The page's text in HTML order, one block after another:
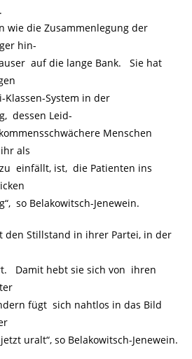
wie die Zusammenlegung der
hin-
auf die lange Bank. Sie hat
System in der
dessen Leid-
Menschen
als
einfällt, ist, die Patienten ins
so Belakowitsch-Jenewein.
den Stillstand in ihrer Partei, in der
Damit hebt sie sich von ihren
fügt sich nahtlos in das Bild
uralt“, so Belakowitsch-Jenewein.